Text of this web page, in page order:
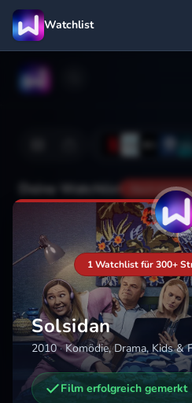
Watchlist
Deine Watchlist Noch nicht
1 Watchlist für 300+
Solsidan
2010 · Komödie, Drama, Kids &
Film erfolgreich gemerkt